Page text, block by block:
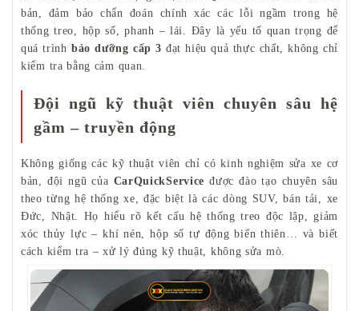
bản, đảm bảo chẩn đoán chính xác các lỗi ngầm trong hệ
thống treo, hộp số, phanh – lái. Đây là yếu tố quan trọng để
quá trình bảo dưỡng cấp 3 đạt hiệu quả thực chất, không chỉ
kiểm tra bằng cảm quan.
Đội ngũ kỹ thuật viên chuyên sâu hệ
gầm – truyền động
Không giống các kỹ thuật viên chỉ có kinh nghiệm sửa xe cơ
bản, đội ngũ của CarQuickService được đào tạo chuyên sâu
theo từng hệ thống xe, đặc biệt là các dòng SUV, bán tải, xe
Đức, Nhật. Họ hiểu rõ kết cấu hệ thống treo độc lập, giảm
xóc thủy lực – khí nén, hộp số tự động biến thiên… và biết
cách kiểm tra – xử lý đúng kỹ thuật, không sửa mò.